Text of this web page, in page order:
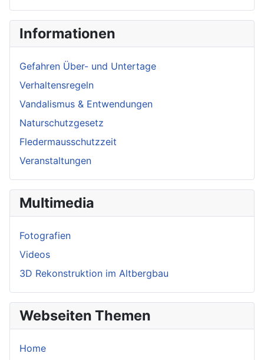
Informationen
Gefahren Über- und Untertage
Verhaltensregeln
Vandalismus & Entwendungen
Naturschutzgesetz
Fledermausschutzzeit
Veranstaltungen
Multimedia
Fotografien
Videos
3D Rekonstruktion im Altbergbau
Webseiten Themen
Home